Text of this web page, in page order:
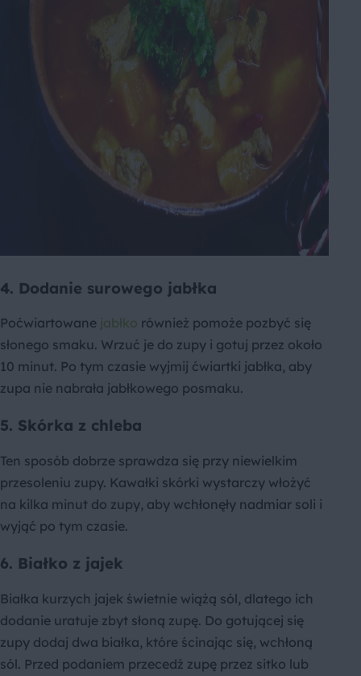
4. Dodanie surowego jabłka
Poćwiartowane jabłko również pomoże pozbyć się
słonego smaku. Wrzuć je do zupy i gotuj przez około
10 minut. Po tym czasie wyjmij ćwiartki jabłka, aby
zupa nie nabrała jabłkowego posmaku.
5. Skórka z chleba
Ten sposób dobrze sprawdza się przy niewielkim
przesoleniu zupy. Kawałki skórki wystarczy włożyć
na kilka minut do zupy, aby wchłonęły nadmiar soli i
wyjąć po tym czasie.
6. Białko z jajek
Białka kurzych jajek świetnie wiążą sól, dlatego ich
dodanie uratuje zbyt słoną zupę. Do gotującej się
zupy dodaj dwa białka, które ścinając się, wchłoną
sól. Przed podaniem przecedź zupę przez sitko lub